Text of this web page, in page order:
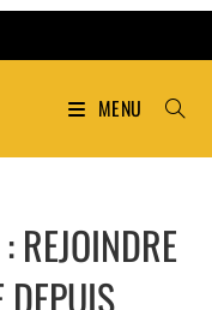
MENU
REJOINDRE
DEPUIS